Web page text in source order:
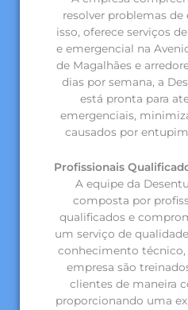
resolver problemas
isso, oferece serviços
e emergencial na
de Magalhães e
dias por semana, a
está pronta para
emergenciais,
causados por
Profissionais
A equipe da
composta por
qualificados e
um serviço de
conhecimento técnico,
empresa são
clientes de maneira
proporcionando uma